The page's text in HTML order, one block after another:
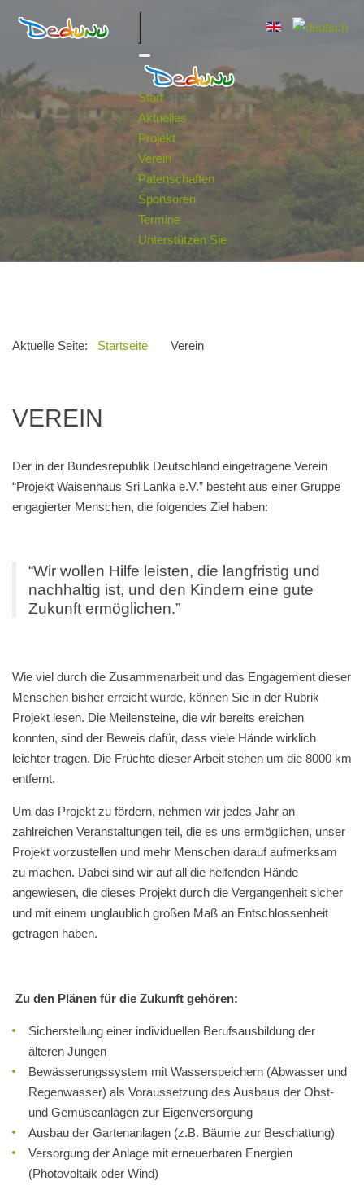
Start
Aktuelles
Projekt
Verein
Patenschaften
Sponsoren
Termine
Unterstützen Sie
Aktuelle Seite: Startseite Verein
VEREIN
Der in der Bundesrepublik Deutschland eingetragene Verein
“Projekt Waisenhaus Sri Lanka e.V.” besteht aus einer Gruppe
engagierter Menschen, die folgendes Ziel haben:
“Wir wollen Hilfe leisten, die langfristig und
nachhaltig ist, und den Kindern eine gute
Zukunft ermöglichen.”
Wie viel durch die Zusammenarbeit und das Engagement dieser
Menschen bisher erreicht wurde, können Sie in der Rubrik
Projekt lesen. Die Meilensteine, die wir bereits ereichen
konnten, sind der Beweis dafür, dass viele Hände wirklich
leichter tragen. Die Früchte dieser Arbeit stehen um die 8000 km
entfernt.
Um das Projekt zu fördern, nehmen wir jedes Jahr an
zahlreichen Veranstaltungen teil, die es uns ermöglichen, unser
Projekt vorzustellen und mehr Menschen darauf aufmerksam
zu machen. Dabei sind wir auf all die helfenden Hände
angewiesen, die dieses Projekt durch die Vergangenheit sicher
und mit einem unglaublich großen Maß an Entschlossenheit
getragen haben.
Zu den Plänen für die Zukunft gehören:
Sicherstellung einer individuellen Berufsausbildung der
älteren Jungen
Bewässerungssystem mit Wasserspeichern (Abwasser und
Regenwasser) als Voraussetzung des Ausbaus der Obst-
und Gemüseanlagen zur Eigenversorgung
Ausbau der Gartenanlagen (z.B. Bäume zur Beschattung)
Versorgung der Anlage mit erneuerbaren Energien
(Photovoltaik oder Wind)